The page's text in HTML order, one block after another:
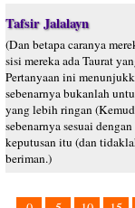
Tafsir Jalalayn
(Dan betapa caranya
sisi mereka ada Taurat
Pertanyaan ini
sebenarnya bukanlah
yang lebih ringan
sebenarnya sesuai
keputusan itu (dan
beriman.)